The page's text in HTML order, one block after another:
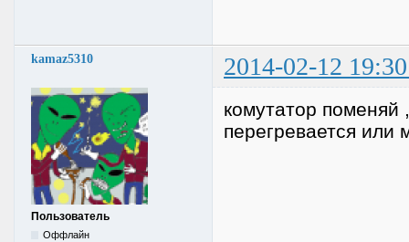
kamaz5310 2014-02-12
Пользователь
Оффлайн
комутатор поменяй
перегревается или